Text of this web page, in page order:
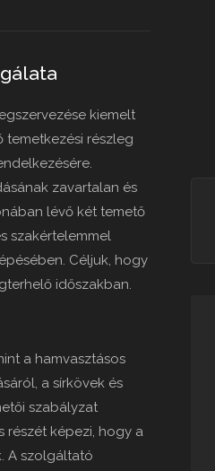
kiemelt
temetkezési részleg
zavartalan és
lévő két temető
szakértelemmel
Céljuk, hogy
időszakban.
a hamvasztásos
a sírkövek és
szabályzat
részét képezi, hogy a
A szolgáltató